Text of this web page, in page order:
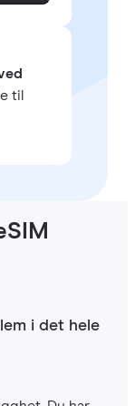
til
i det hele